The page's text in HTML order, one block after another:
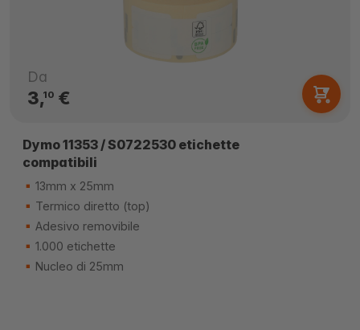
Da
3,10€
Dymo 11353 / S0722530 etichette
compatibili
13mm x 25mm
Termico diretto (top)
Adesivo removibile
1.000 etichette
Nucleo di 25mm